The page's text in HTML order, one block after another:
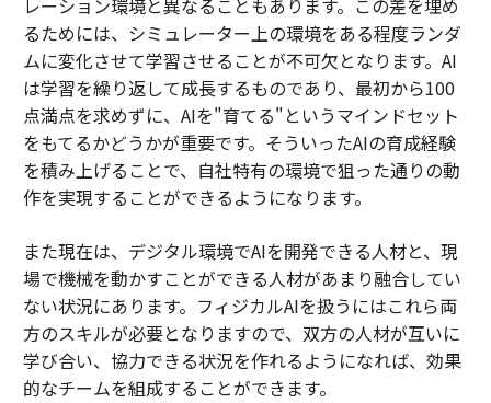
レーション環境と異なることもあります。この差を埋め
るためには、シミュレーター上の環境をある程度ランダ
ムに変化させて学習させることが不可欠となります。AI
は学習を繰り返して成長するものであり、最初から100
点満点を求めずに、AIを"育てる"というマインドセット
をもてるかどうかが重要です。そういったAIの育成経験
を積み上げることで、自社特有の環境で狙った通りの動
作を実現することができるようになります。
また現在は、デジタル環境でAIを開発できる人材と、現
場で機械を動かすことができる人材があまり融合してい
ない状況にあります。フィジカルAIを扱うにはこれら両
方のスキルが必要となりますので、双方の人材が互いに
学び合い、協力できる状況を作れるようになれば、効果
的なチームを組成することができます。